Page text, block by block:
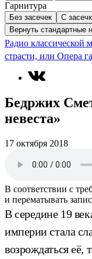
Гарнитура
Без засечек
С
Вернуть стандартные
Радио классической
страсти, или Опера
Бедржих
невеста»
17 октября 2018
В соответствии с
и перематывать
В середине 19
империи стала
возрождаться её,